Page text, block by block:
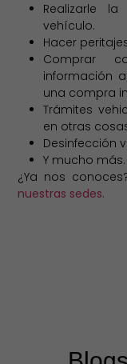
Realizarle
vehículo.
Hacer
Comprar
información
una compra
Trámites
en otras
Desinfección
Y mucho más.
¿Ya nos
nuestras sedes.